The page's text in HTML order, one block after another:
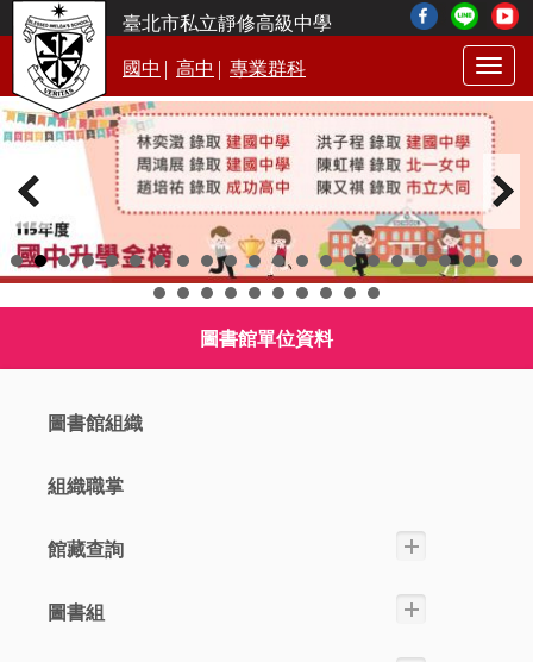
臺北市私立靜修高級中學
國中 | 高中 | 專業群科
圖書館單位資料
圖書館組織
組織職掌
館藏查詢
圖書組